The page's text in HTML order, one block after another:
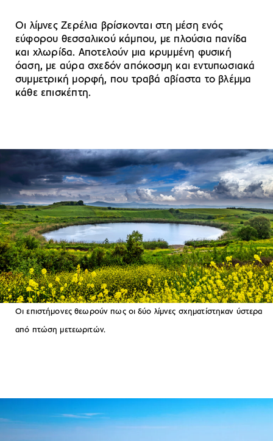
Οι λίμνες Ζερέλια βρίσκονται στη μέση ενός
εύφορου θεσσαλικού κάμπου, με πλούσια πανίδα
και χλωρίδα. Αποτελούν μια κρυμμένη φυσική
όαση, με αύρα σχεδόν απόκοσμη και εντυπωσιακά
συμμετρική μορφή, που τραβά αβίαστα το βλέμμα
κάθε επισκέπτη.
Οι επιστήμονες θεωρούν πως οι δύο λίμνες σχηματίστηκαν ύστερα
από πτώση μετεωριτών.